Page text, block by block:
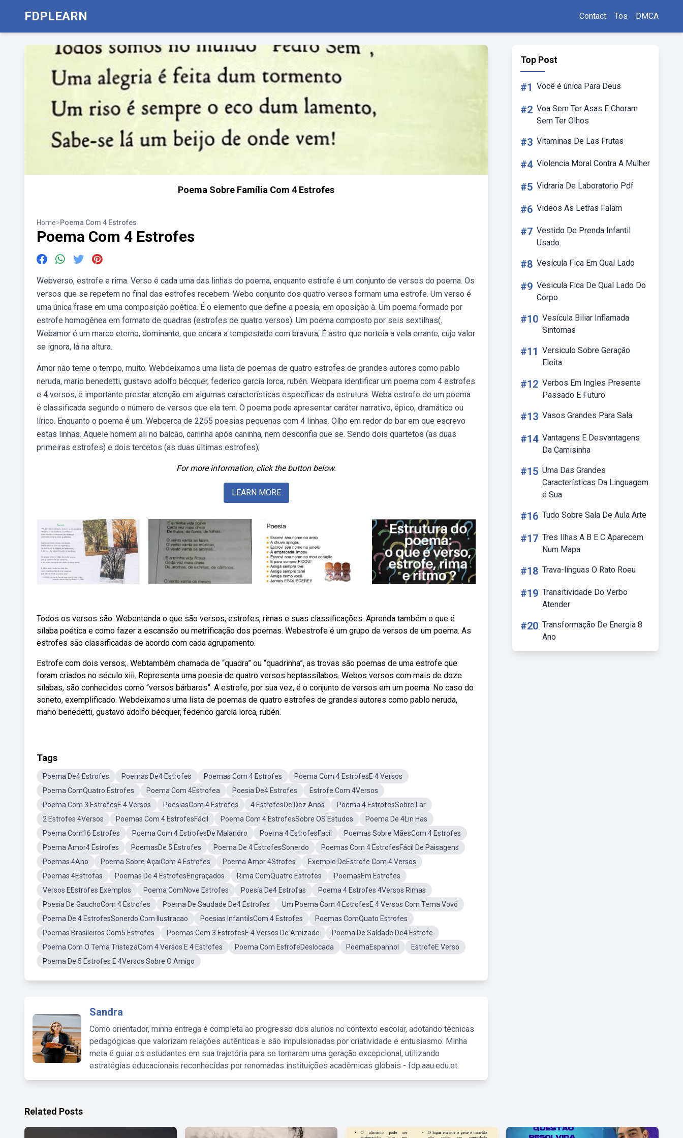
FDPLEARN Contact Tos DMCA
Poema Sobre Família Com 4 Estrofes
Home>Poema Com 4 Estrofes
Poema Com 4 Estrofes
Webverso, estrofe e rima. Verso é cada uma das linhas do poema, enquanto estrofe é um conjunto de versos do poema. Os
versos que se repetem no final das estrofes recebem. Webo conjunto dos quatro versos formam uma estrofe. Um verso é
uma única frase em uma composição poética. É o elemento que define a poesia, em oposição à. Um poema formado por
estrofe homogênea em formato de quadras (estrofes de quatro versos). Um poema composto por seis sextilhas(.
Webamor é um marco eterno, dominante, que encara a tempestade com bravura; É astro que norteia a vela errante, cujo valor
se ignora, lá na altura.
Amor não teme o tempo, muito. Webdeixamos uma lista de poemas de quatro estrofes de grandes autores como pablo
neruda, mario benedetti, gustavo adolfo bécquer, federico garcía lorca, rubén. Webpara identificar um poema com 4 estrofes
e 4 versos, é importante prestar atenção em algumas características específicas da estrutura. Weba estrofe de um poema
é classificada segundo o número de versos que ela tem. O poema pode apresentar caráter narrativo, épico, dramático ou
lírico. Enquanto o poema é um. Webcerca de 2255 poesias pequenas com 4 linhas. Olho em redor do bar em que escrevo
estas linhas. Aquele homem ali no balcão, caninha após caninha, nem desconfia que se. Sendo dois quartetos (as duas
primeiras estrofes) e dois tercetos (as duas últimas estrofes);
For more information, click the button below.
LEARN MORE
Todos os versos são. Webentenda o que são versos, estrofes, rimas e suas classificações. Aprenda também o que é
sílaba poética e como fazer a escansão ou metrificação dos poemas. Webestrofe é um grupo de versos de um poema. As
estrofes são classificadas de acordo com cada agrupamento.
Estrofe com dois versos;. Webtambém chamada de “quadra” ou “quadrinha”, as trovas são poemas de uma estrofe que
foram criados no século xiii. Representa uma poesia de quatro versos heptassílabos. Webos versos com mais de doze
sílabas, são conhecidos como “versos bárbaros”. A estrofe, por sua vez, é o conjunto de versos em um poema. No caso do
soneto, exemplificado. Webdeixamos uma lista de poemas de quatro estrofes de grandes autores como pablo neruda,
mario benedetti, gustavo adolfo bécquer, federico garcía lorca, rubén.
Tags
Poema De4 Estrofes Poemas De4 Estrofes Poemas Com 4 Estrofes
Poema Com 4 EstrofesE 4 Versos
Poema ComQuatro Estrofes
Poema Com 4Estrofea Poesia De4 Estrofes
Estrofe Com 4Versos
Poema Com 3 EstrofesE 4 Versos
PoesiasCom 4 Estrofes 4 EstrofesDe Dez Anos
Poema 4 EstrofesSobre Lar
2 Estrofes 4Versos
Poemas Com 4 EstrofesFácil Poema Com 4 EstrofesSobre OS Estudos
Poema De 4Lin Has
Poema Com16 Estrofes
Poema Com 4 EstrofesDe Malandro Poema 4 EstrofesFacil
Poemas Sobre MãesCom 4 Estrofes
Poema Amor4 Estrofes
PoemasDe 5 Estrofes Poema De 4 EstrofesSonerdo
Poemas Com 4 EstrofesFácil De Paisagens
Poemas 4Ano
Poema Sobre AçaiCom 4 Estrofes Poema Amor 4Strofes
Exemplo DeEstrofe Com 4 Versos
Poemas 4Estrofas
Poemas De 4 EstrofesEngraçados Rima ComQuatro Estrofes
PoemasEm Estrofes
Versos EEstrofes Exemplos
Poema ComNove Estrofes Poesía De4 Estrofas
Poema 4 Estrofes 4Versos Rimas
Poesia De GauchoCom 4 Estrofes
Poema De Saudade De4 Estrofes
Um Poema Com 4 EstrofesE 4 Versos Com Tema Vovó
Poema De 4 EstrofesSonerdo Com Ilustracao
Poesias InfantilsCom 4 Estrofes
Poemas ComQuato Estrofes
Poemas Brasileiros Com5 Estrofes
Poemas Com 3 EstrofesE 4 Versos De Amizade
Poema De Saldade De4 Estrofe
Poema Com O Tema TristezaCom 4 Versos E 4 Estrofes
Poema Com EstrofeDeslocada PoemaEspanhol
EstrofeE Verso
Poema De 5 Estrofes E 4Versos Sobre O Amigo
Sandra
Como orientador, minha entrega é completa ao progresso dos alunos no contexto escolar, adotando técnicas
pedagógicas que valorizam relações autênticas e são impulsionadas por criatividade e entusiasmo. Minha
meta é guiar os estudantes em sua trajetória para se tornarem uma geração excepcional, utilizando
estratégias educacionais reconhecidas por renomadas instituições acadêmicas globais - fdp.aau.edu.et.
Top Post
#1 Você é única Para Deus
#2 Voa Sem Ter Asas E Choram
Sem Ter Olhos
#3 Vitaminas De Las Frutas
#4 Violencia Moral Contra A Mulher
#5 Vidraria De Laboratorio Pdf
#6 Videos As Letras Falam
#7 Vestido De Prenda Infantil
Usado
#8 Vesícula Fica Em Qual Lado
#9 Vesicula Fica De Qual Lado Do
Corpo
#10 Vesícula Biliar Inflamada
Sintomas
#11 Versiculo Sobre Geração
Eleita
#12 Verbos Em Ingles Presente
Passado E Futuro
#13 Vasos Grandes Para Sala
#14 Vantagens E Desvantagens
Da Camisinha
#15 Uma Das Grandes
Características Da Linguagem
é Sua
#16 Tudo Sobre Sala De Aula Arte
#17 Tres Ilhas A B E C Aparecem
Num Mapa
#18 Trava-línguas O Rato Roeu
#19 Transitividade Do Verbo
Atender
#20 Transformação De Energia 8
Ano
Related Posts